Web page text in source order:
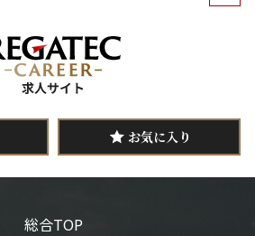
お気に入り
総合TOP